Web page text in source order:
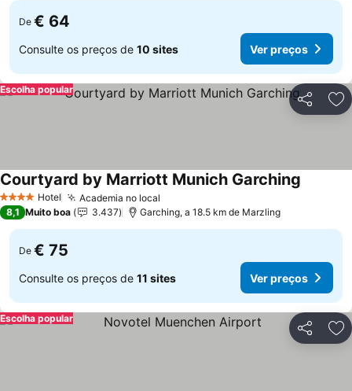
De € 64
Consulte os preços de 10 sites Ver preços
Partilhar
Escolha popular
4 EstrelasHotel Academia no local
Courtyard by Marriott Munich Garching
8,1 Muito boa 3.437 Garching, a 18.5 km de Marzling
De € 75
Consulte os preços de 11 sites Ver preços
Partilhar
Escolha popular